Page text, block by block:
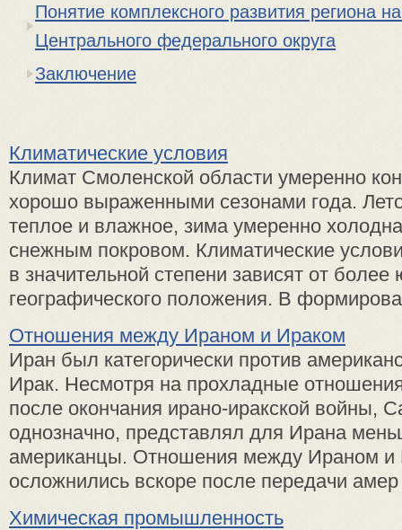
Понятие комплексного развития региона
Центрального федерального округа
Заключение
Климатические условия
Климат Смоленской области умеренно
хорошо выраженными сезонами года.
теплое и влажное, зима умеренно
снежным покровом. Климатические
в значительной степени зависят от более
географического положения. В
Отношения между Ираном и Ираком
Иран был категорически против
Ирак. Несмотря на прохладные
после окончания ирано-иракской войны,
однозначно, представлял для Ирана
американцы. Отношения между Ираном и
осложнились вскоре после передачи
Химическая промышленность